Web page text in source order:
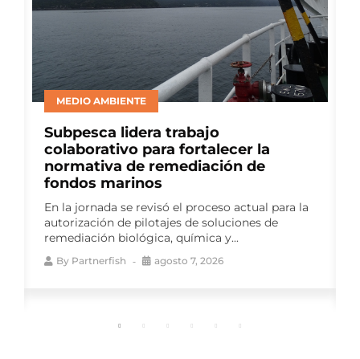
BIENESTAR ANIMAL
Consejo del Salmón lideró panel de
productores en ELBA 2026 para
abordar avances en bienestar
animal
Como auspiciador del Encuentro
Latinoamericano de Bienestar Animal (ELBA
2026), el gremio impulsó una instancia de
conversación que reunió a...
By agosto 7, 2026